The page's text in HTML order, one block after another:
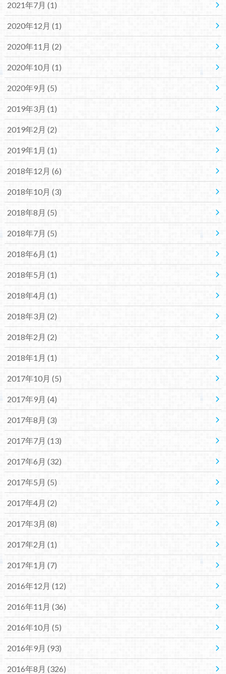
2021年7月 (1)
2020年12月 (1)
2020年11月 (2)
2020年10月 (1)
2020年9月 (5)
2019年3月 (1)
2019年2月 (2)
2019年1月 (1)
2018年12月 (6)
2018年10月 (3)
2018年8月 (5)
2018年7月 (5)
2018年6月 (1)
2018年5月 (1)
2018年4月 (1)
2018年3月 (2)
2018年2月 (2)
2018年1月 (1)
2017年10月 (5)
2017年9月 (4)
2017年8月 (3)
2017年7月 (13)
2017年6月 (32)
2017年5月 (5)
2017年4月 (2)
2017年3月 (8)
2017年2月 (1)
2017年1月 (7)
2016年12月 (12)
2016年11月 (36)
2016年10月 (5)
2016年9月 (93)
2016年8月 (326)